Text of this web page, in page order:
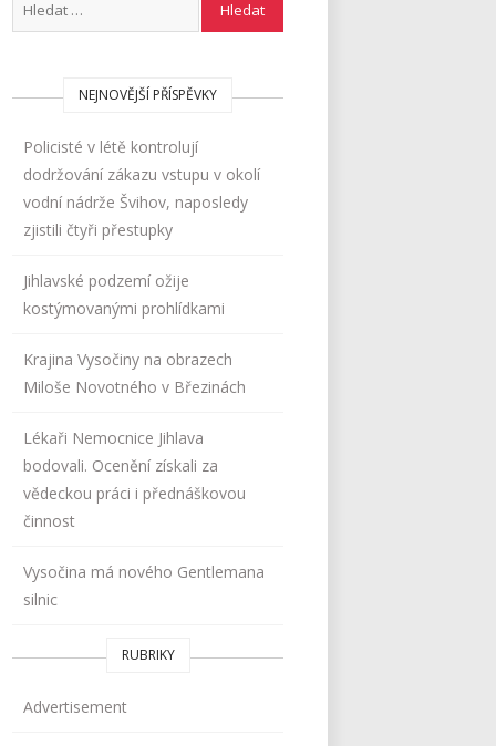
NEJNOVĚJŠÍ PŘÍSPĚVKY
Policisté v létě kontrolují
dodržování zákazu vstupu v okolí
vodní nádrže Švihov, naposledy
zjistili čtyři přestupky
Jihlavské podzemí ožije
kostýmovanými prohlídkami
Krajina Vysočiny na obrazech
Miloše Novotného v Březinách
Lékaři Nemocnice Jihlava
bodovali. Ocenění získali za
vědeckou práci i přednáškovou
činnost
Vysočina má nového Gentlemana
silnic
RUBRIKY
Advertisement